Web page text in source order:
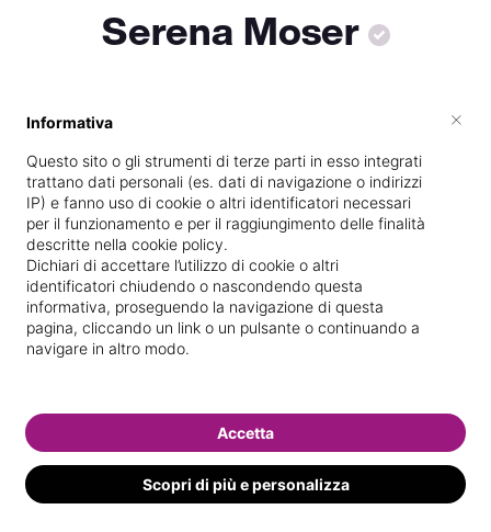
Serena Moser
Titolare presso
estetico
Scuola di estetica frequentata
Vedi le informazioni di Serena
Informativa
Questo sito o gli strumenti di terze parti in esso integrati
trattano dati personali (es. dati di navigazione o indirizzi
IP) e fanno uso di cookie o altri identificatori necessari
per il funzionamento e per il raggiungimento delle finalità
descritte nella cookie policy.
Dichiari di accettare l’utilizzo di cookie o altri
identificatori chiudendo o nascondendo questa
informativa, proseguendo la navigazione di questa
pagina, cliccando un link o un pulsante o continuando a
navigare in altro modo.
Scopri di più e personalizza
Accetta
×